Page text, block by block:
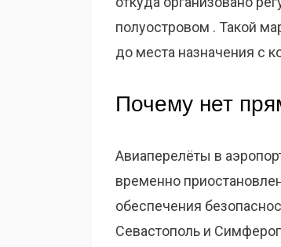
полуостровом . Такой
до места назначения с
Почему нет
Авиаперелёты в
временно
обеспечения
Севастополь и